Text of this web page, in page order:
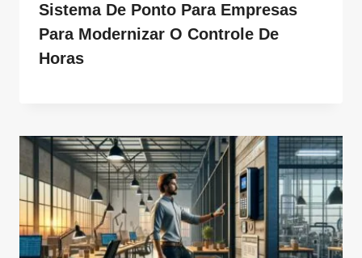
Sistema De Ponto Para Empresas
Para Modernizar O Controle De
Horas